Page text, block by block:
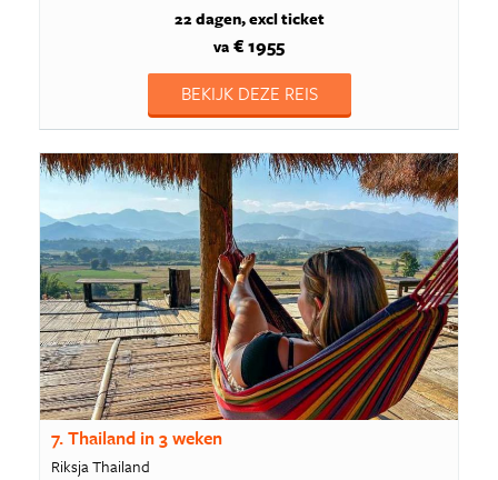
22 dagen excl ticket
va € 1955
BEKIJK DEZE REIS
7. Thailand in 3 weken
Riksja Thailand